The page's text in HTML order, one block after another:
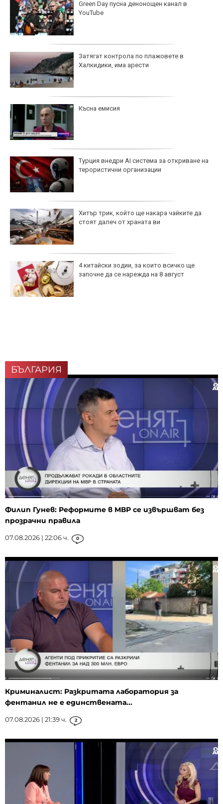
Green Day пусна денонощен канал в
YouTube
Затягат контрола по плажовете в
Халкидики, има арести
Късна емисия
Турция внедри AI система за откриване на
терористични организации
Хитър трик, който ще накара чайките да
стоят далеч от храната ви
4 китайски зодии, за които всичко ще
започне да се нарежда на 8 август
БЪЛГАРИЯ
Филип Гунев: Реформите в МВР се извършват без
прозрачни правила
07.08.2026 | 22:06 ч. 0
Криминалист: Разкритата лаборатория за
фентанил не е единствената...
07.08.2026 | 21:39 ч. 2